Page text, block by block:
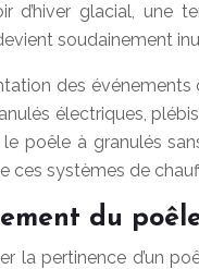
d’hiver glacial,
soudainement
des
électriques,
le poêle à granulés
ces systèmes de
du
la pertinence d’un